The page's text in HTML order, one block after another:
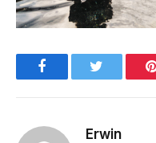
Facebook
Erwin